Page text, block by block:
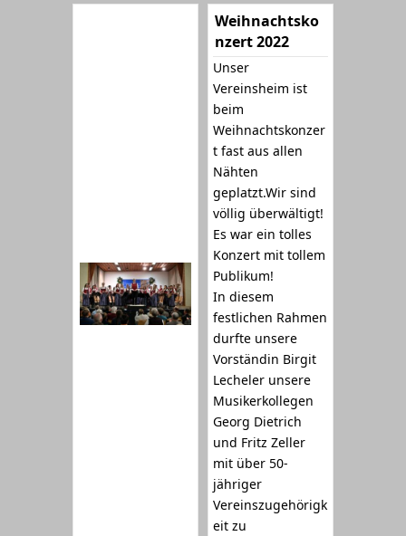
Weihnachtsko
nzert 2022
Unser
Vereinsheim ist
beim
Weihnachtskonzer
t fast aus allen
Nähten
geplatzt.Wir sind
völlig überwältigt!
Es war ein tolles
Konzert mit tollem
Publikum!
In diesem
festlichen Rahmen
durfte unsere
Vorständin Birgit
Lecheler unsere
Musikerkollegen
Georg Dietrich
und Fritz Zeller
mit über 50-
jähriger
Vereinszugehörigk
eit zu